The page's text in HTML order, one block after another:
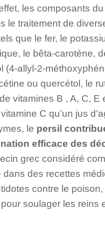
les composants
le traitement de
que le fer, le
le bêta-carotène,
(4-allyl-2-
ou quercétol, le
vitamines B , A, C, E
C qu’un jus
le persil
efficace des
grec considéré
des recettes
contre le poison,
soulager les reins